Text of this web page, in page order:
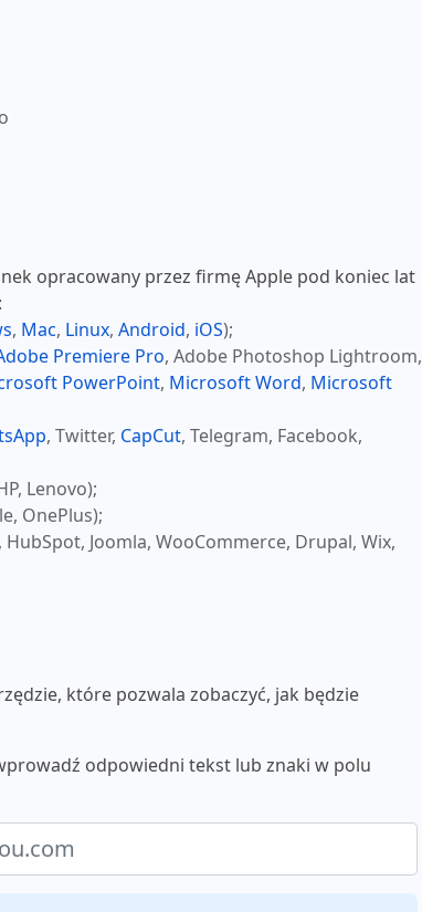
opracowany przez firmę Apple pod koniec lat
, Mac, Linux, Android, iOS);
Premiere Pro, Adobe Photoshop Lightroom,
PowerPoint, Microsoft Word, Microsoft
, Twitter, CapCut, Telegram, Facebook,
Lenovo);
OnePlus);
Joomla, WooCommerce, Drupal, Wix,
które pozwala zobaczyć, jak będzie
odpowiedni tekst lub znaki w polu